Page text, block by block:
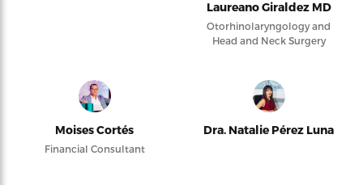
Laureano Giraldez MD
Otorhinolaryngology and
Head and Neck Surgery
Moises Cortés
Financial Consultant
Dra. Natalie Pérez Luna